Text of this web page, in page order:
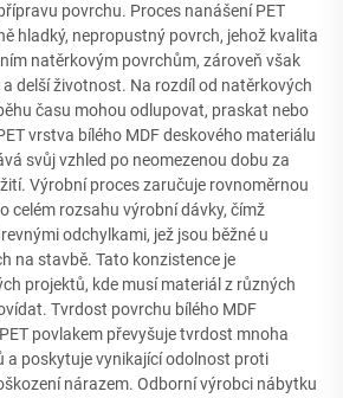
povrchu. Proces nanášení PET
hladký, nepropustný povrch, jehož kvalita
natěrkovým povrchům, zároveň však
delší životnost. Na rozdíl od natěrkových
času mohou odlupovat, praskat nebo
vrstva bílého MDF deskového materiálu
svůj vzhled po neomezenou dobu za
Výrobní proces zaručuje rovnoměrnou
celém rozsahu výrobní dávky, čímž
odchylkami, jež jsou běžné u
na stavbě. Tato konzistence je
projektů, kde musí materiál z různých
Tvrdost povrchu bílého MDF
povlakem převyšuje tvrdost mnoha
a poskytuje vynikající odolnost proti
nárazem. Odborní výrobci nábytku